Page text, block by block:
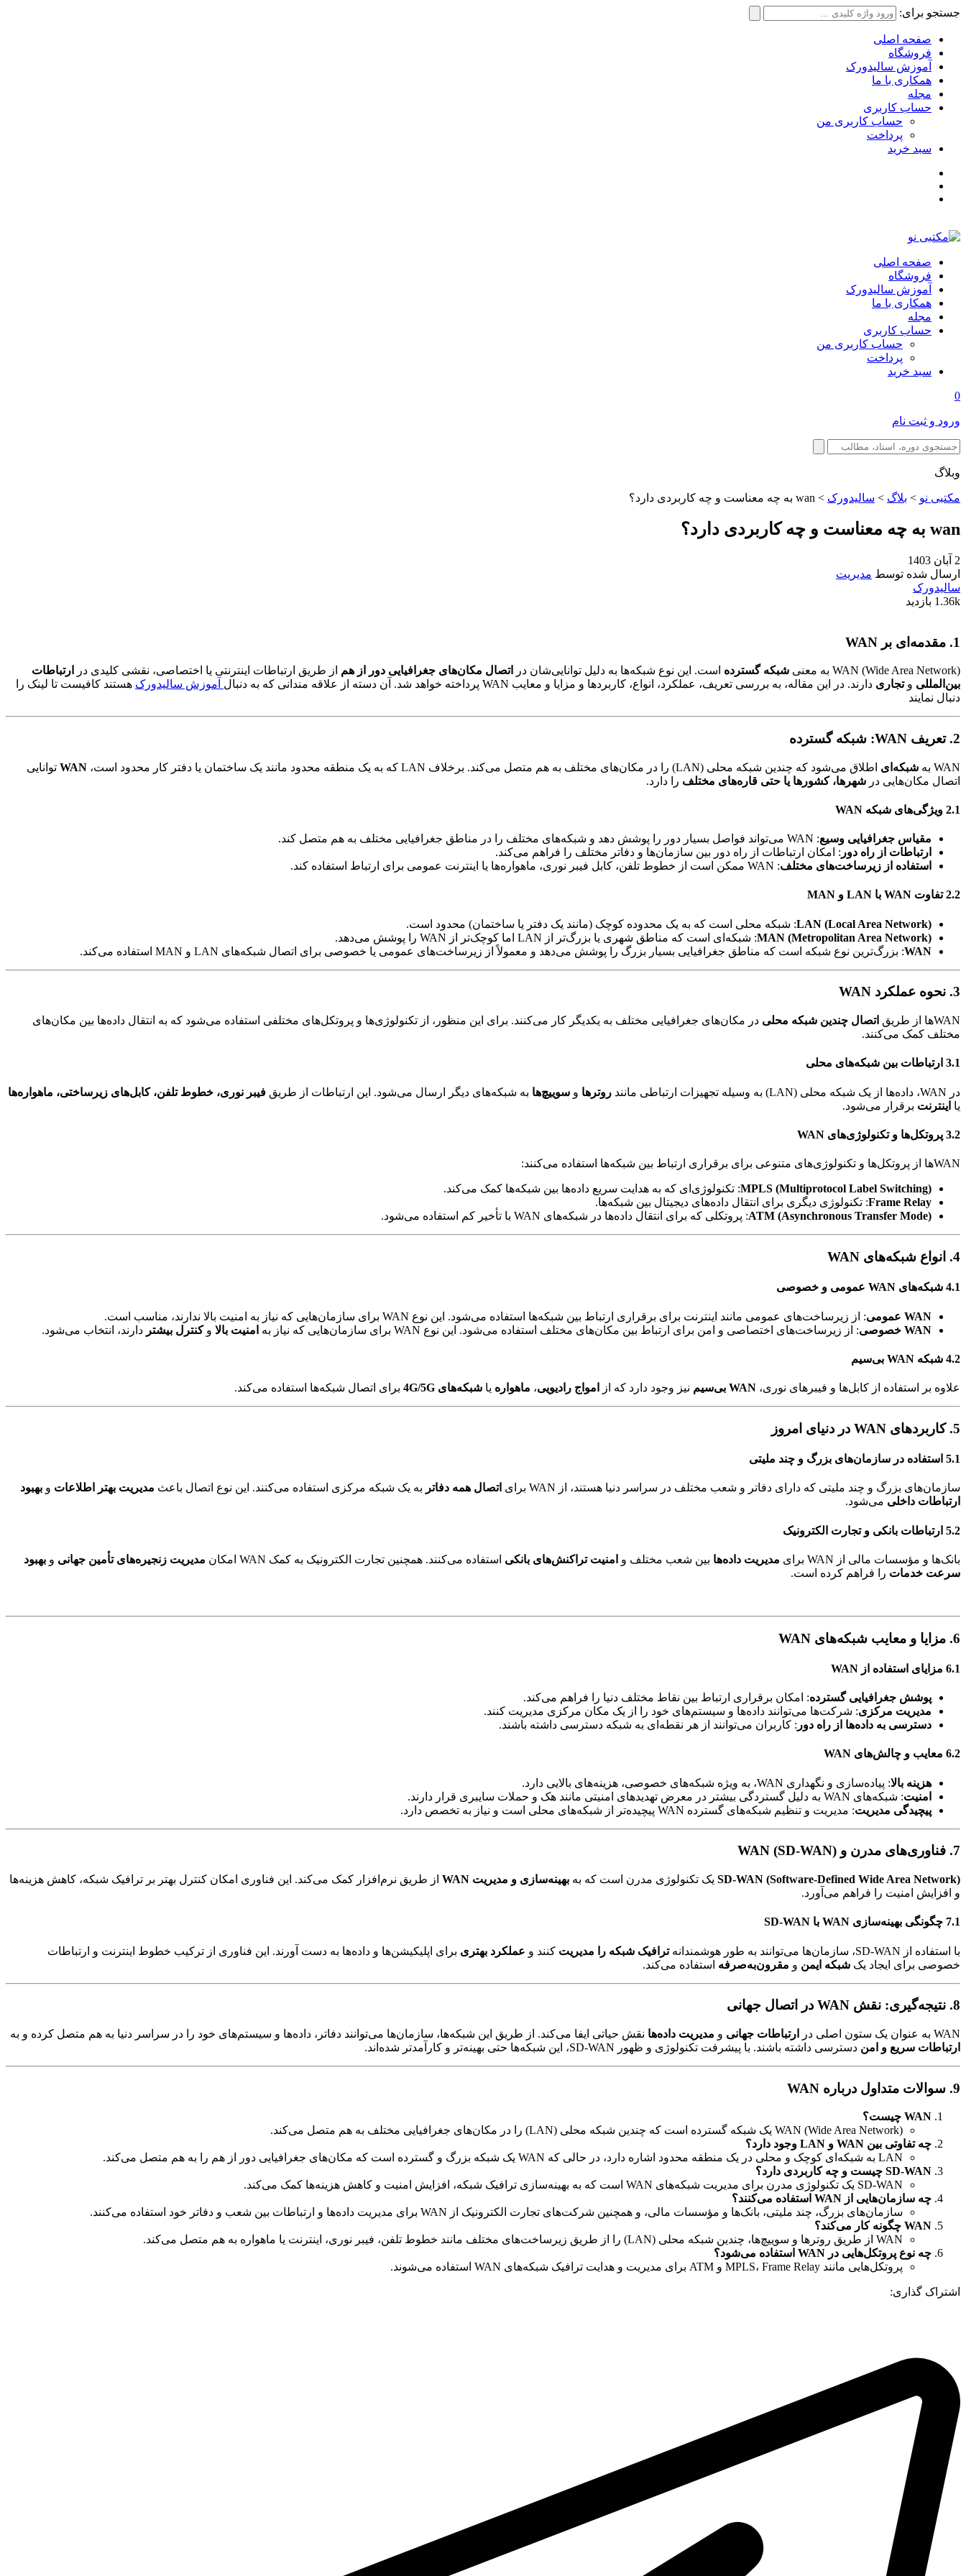
جستجو برای:
صفحه اصلی
فروشگاه
آموزش سالیدورک
همکاری با ما
مجله
حساب کاربری
حساب کاربری من
پرداخت
سبد خرید
صفحه اصلی
فروشگاه
آموزش سالیدورک
همکاری با ما
مجله
حساب کاربری
حساب کاربری من
پرداخت
سبد خرید
0
ورود و ثبت نام
وبلاگ
مکتبی نو > بلاگ > سالیدورک > wan به چه معناست و چه کاربردی دارد؟
wan به چه معناست و چه کاربردی دارد؟
2 آبان 1403
ارسال شده توسط مدیریت
سالیدورک
1.36k بازدید
1. مقدمه‌ای بر WAN
WAN (Wide Area Network) به معنی شبکه گسترده است. این نوع شبکه‌ها به دلیل توانایی‌شان در اتصال مکان‌های جغرافیایی دور از هم از طریق ارتباطات اینترنتی یا اختصاصی، نقشی کلیدی در
ارتباطات
بین‌المللی وتجاری دارند. در این مقاله، به بررسی تعریف، عملکرد، انواع، کاربردها و مزایا و معایب WAN پرداخته خواهد شد. آن دسته از علاقه مندانی که به دنبال آموزش سالیدورک هستند کافیست تا لینک را
دنبال نمایند
2. تعریف WAN: شبکه گسترده
WAN به شبکه‌ای اطلاق می‌شود که چندین شبکه محلی (LAN) را در مکان‌های مختلف به هم متصل می‌کند. برخلاف LAN که به یک منطقه محدود مانند یک ساختمان یا دفتر کار محدود است، WAN توانایی
اتصال مکان‌هایی در شهرها، کشورها یا حتی قاره‌های مختلف را دارد.
2.1 ویژگی‌های شبکه WAN
مقیاس جغرافیایی وسیع: WAN می‌تواند فواصل بسیار دور را پوشش دهد و شبکه‌های مختلف را در مناطق جغرافیایی مختلف به هم متصل کند.
ارتباطات از راه دور : امکان ارتباطات از راه دور بین سازمان‌ها و دفاتر مختلف را فراهم می‌کند.
استفاده از زیرساخت‌های مختلف: WAN ممکن است از خطوط تلفن، کابل فیبر نوری، ماهواره‌ها یا اینترنت عمومی برای ارتباط استفاده کند.
2.2 تفاوت WAN با LAN و MAN
LAN (Local Area Network): شبکه محلی است که به یک محدوده کوچک (مانند یک دفتر یا ساختمان) محدود است.
MAN (Metropolitan Area Network): شبکه‌ای است که مناطق شهری یا بزرگ‌تر از LAN اما کوچک‌تر از WAN را پوشش می‌دهد.
WAN: بزرگ‌ترین نوع شبکه است که مناطق جغرافیایی بسیار بزرگ را پوشش می‌دهد و معمولاً از زیرساخت‌های عمومی یا خصوصی برای اتصال شبکه‌های LAN و MAN استفاده می‌کند.
3. نحوه عملکرد WAN
WAN‌ها از طریق اتصال چندین شبکه محلی در مکان‌های جغرافیایی مختلف به یکدیگر کار می‌کنند. برای این منظور، از تکنولوژی‌ها و پروتکل‌های مختلفی استفاده می‌شود که به انتقال داده‌ها بین مکان‌های
مختلف کمک می‌کنند.
3.1 ارتباطات بین شبکه‌های محلی
در WAN، داده‌ها از یک شبکه محلی (LAN) به وسیله تجهیزات ارتباطی مانند روترها و سوییچ‌ها به شبکه‌های دیگر ارسال می‌شود. این ارتباطات از طریق فیبر نوری، خطوط تلفن، کابل‌های زیرساختی، ماهواره‌ها
یا اینترنت برقرار می‌شود.
3.2 پروتکل‌ها و تکنولوژی‌های WAN
WAN‌ها از پروتکل‌ها و تکنولوژی‌های متنوعی برای برقراری ارتباط بین شبکه‌ها استفاده می‌کنند:
MPLS (Multiprotocol Label Switching): تکنولوژی‌ای که به هدایت سریع داده‌ها بین شبکه‌ها کمک می‌کند.
Frame Relay: تکنولوژی دیگری برای انتقال داده‌های دیجیتال بین شبکه‌ها.
ATM (Asynchronous Transfer Mode): پروتکلی که برای انتقال داده‌ها در شبکه‌های WAN با تأخیر کم استفاده می‌شود.
4. انواع شبکه‌های WAN
4.1 شبکه‌های WAN عمومی و خصوصی
WAN عمومی
: از زیرساخت‌های عمومی مانند اینترنت برای برقراری ارتباط بین شبکه‌ها استفاده می‌شود. این نوع WAN برای سازمان‌هایی که نیاز به امنیت بالا ندارند، مناسب است.
WAN خصوصی
: از زیرساخت‌های اختصاصی و امن برای ارتباط بین مکان‌های مختلف استفاده می‌شود. این نوع WAN برای سازمان‌هایی که نیاز به امنیت بالا وکنترل بیشتر دارند، انتخاب می‌شود.
4.2 شبکه WAN بی‌سیم
علاوه بر استفاده از کابل‌ها و فیبرهای نوری، WAN بی‌سیم نیز وجود دارد که از امواج رادیویی، ماهواره یا شبکه‌های 4G/5G برای اتصال شبکه‌ها استفاده می‌کند.
5. کاربردهای WAN در دنیای امروز
5.1 استفاده در سازمان‌های بزرگ و چند ملیتی
سازمان‌های بزرگ و چند ملیتی که دارای دفاتر و شعب مختلف در سراسر دنیا هستند، از WAN برای اتصال همه دفاتر به یک شبکه مرکزی استفاده می‌کنند. این نوع اتصال باعث مدیریت بهتر اطلاعات و بهبود
ارتباطات داخلی می‌شود.
5.2 ارتباطات بانکی و تجارت الکترونیک
بانک‌ها و مؤسسات مالی از WAN برای مدیریت داده‌ها بین شعب مختلف و امنیت تراکنش‌های بانکی استفاده می‌کنند. همچنین تجارت الکترونیک به کمک WAN امکان مدیریت زنجیره‌های تأمین جهانی و بهبود
سرعت خدمات را فراهم کرده است.
6. مزایا و معایب شبکه‌های WAN
6.1 مزایای استفاده از WAN
پوشش جغرافیایی گسترده: امکان برقراری ارتباط بین نقاط مختلف دنیا را فراهم می‌کند.
مدیریت مرکزی: شرکت‌ها می‌توانند داده‌ها و سیستم‌های خود را از یک مکان مرکزی مدیریت کنند.
دسترسی به داده‌ها از راه دور : کاربران می‌توانند از هر نقطه‌ای به شبکه دسترسی داشته باشند.
6.2 معایب و چالش‌های WAN
هزینه بالا: پیاده‌سازی و نگهداری WAN، به ویژه شبکه‌های خصوصی، هزینه‌های بالایی دارد.
امنیت: شبکه‌های WAN به دلیل گستردگی بیشتر در معرض تهدیدهای امنیتی مانند هک و حملات سایبری قرار دارند.
پیچیدگی مدیریت: مدیریت و تنظیم شبکه‌های گسترده WAN پیچیده‌تر از شبکه‌های محلی است و نیاز به تخصص دارد.
7. فناوری‌های مدرن و WAN (SD-WAN)
SD-WAN (Software-Defined Wide Area Network) یک تکنولوژی مدرن است که به بهینه‌سازی و مدیریت WAN
از طریق نرم‌افزار کمک می‌کند. این فناوری امکان کنترل بهتر بر ترافیک شبکه، کاهش هزینه‌ها
و افزایش امنیت را فراهم می‌آورد.
7.1 چگونگی بهینه‌سازی WAN با SD-WAN
با استفاده از SD-WAN، سازمان‌ها می‌توانند به طور هوشمندانه ترافیک شبکه را مدیریت کنند و عملکرد بهتری برای اپلیکیشن‌ها و داده‌ها به دست آورند. این فناوری از ترکیب خطوط اینترنت و ارتباطات
خصوصی برای ایجاد یک شبکه ایمن و مقرون‌به‌صرفه استفاده می‌کند.
8. نتیجه‌گیری: نقش WAN در اتصال جهانی
WAN به عنوان یک ستون اصلی در ارتباطات جهانی و مدیریت داده‌ها نقش حیاتی ایفا می‌کند. از طریق این شبکه‌ها، سازمان‌ها می‌توانند دفاتر، داده‌ها و سیستم‌های خود را در سراسر دنیا به هم متصل کرده و به
ارتباطات سریع و امن دسترسی داشته باشند. با پیشرفت تکنولوژی و ظهور SD-WAN، این شبکه‌ها حتی بهینه‌تر و کارآمدتر شده‌اند.
9. سوالات متداول درباره WAN
WAN چیست؟
WAN (Wide Area Network) یک شبکه گسترده است که چندین شبکه محلی (LAN) را در مکان‌های جغرافیایی مختلف به هم متصل می‌کند.
چه تفاوتی بین WAN و LAN وجود دارد؟
LAN به شبکه‌ای کوچک و محلی در یک منطقه محدود اشاره دارد، در حالی که WAN یک شبکه بزرگ و گسترده است که مکان‌های جغرافیایی دور از هم را به هم متصل می‌کند.
SD-WAN چیست و چه کاربردی دارد؟
SD-WAN یک تکنولوژی مدرن برای مدیریت شبکه‌های WAN است که به بهینه‌سازی ترافیک شبکه، افزایش امنیت و کاهش هزینه‌ها کمک می‌کند.
چه سازمان‌هایی از WAN استفاده می‌کنند؟
سازمان‌های بزرگ، چند ملیتی، بانک‌ها و مؤسسات مالی، و همچنین شرکت‌های تجارت الکترونیک از WAN برای مدیریت داده‌ها و ارتباطات بین شعب و دفاتر خود استفاده می‌کنند.
WAN چگونه کار می‌کند؟
WAN از طریق روترها و سوییچ‌ها، چندین شبکه محلی (LAN) را از طریق زیرساخت‌های مختلف مانند خطوط تلفن، فیبر نوری، اینترنت یا ماهواره به هم متصل می‌کند.
چه نوع پروتکل‌هایی در WAN استفاده می‌شود؟
پروتکل‌هایی مانند MPLS، Frame Relay و ATM برای مدیریت و هدایت ترافیک شبکه‌های WAN استفاده می‌شوند.
اشتراک گذاری: